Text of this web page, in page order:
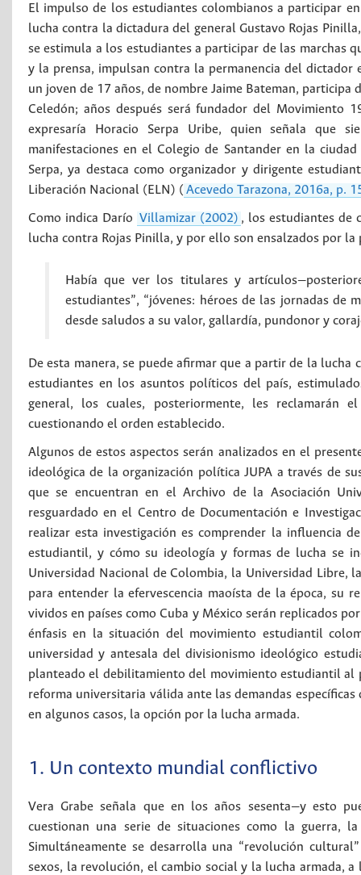
El impulso de los estudiantes colombianos a participar
lucha contra la dictadura del general Gustavo Rojas
se estimula a los estudiantes a participar de las marchas
y la prensa, impulsan contra la permanencia del dictador
un joven de 17 años, de nombre Jaime Bateman,
Celedón; años después será fundador del Movimiento
expresaría Horacio Serpa Uribe, quien señala que
manifestaciones en el Colegio de Santander en la
Serpa, ya destaca como organizador y dirigente
Liberación Nacional (ELN) ( Acevedo Tarazona, 2016a, p.
Como indica Darío Villamizar (2002) , los estudiantes de
lucha contra Rojas Pinilla, y por ello son ensalzados por la
Había que ver los titulares y
estudiantes”, “jóvenes: héroes de las jornadas de
desde saludos a su valor, gallardía, pundonor y
De esta manera, se puede afirmar que a partir de la
estudiantes en los asuntos políticos del país,
general, los cuales, posteriormente, les reclamarán
cuestionando el orden establecido.
Algunos de estos aspectos serán analizados en el
ideológica de la organización política JUPA a través de
que se encuentran en el Archivo de la Asociación
resguardado en el Centro de Documentación e
realizar esta investigación es comprender la influencia
estudiantil, y cómo su ideología y formas de lucha se
Universidad Nacional de Colombia, la Universidad Libre,
para entender la efervescencia maoísta de la época, su
vividos en países como Cuba y México serán replicados
énfasis en la situación del movimiento estudiantil
universidad y antesala del divisionismo ideológico
planteado el debilitamiento del movimiento estudiantil
reforma universitaria válida ante las demandas
en algunos casos, la opción por la lucha armada.
1. Un contexto mundial conflictivo
Vera Grabe señala que en los años sesenta—y esto
cuestionan una serie de situaciones como la guerra,
Simultáneamente se desarrolla una “revolución
sexos, la revolución, el cambio social y la lucha armada,